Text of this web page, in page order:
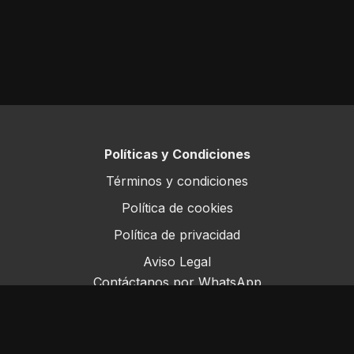
Políticas y Condiciones
Términos y condiciones
Política de cookies
Política de privacidad
Aviso Legal
Contáctanos por WhatsApp